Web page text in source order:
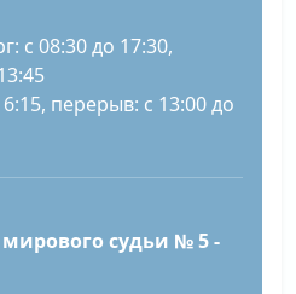
с 08:30 до 17:30,
перерыв: с 13:00 до
судьи № 5 -